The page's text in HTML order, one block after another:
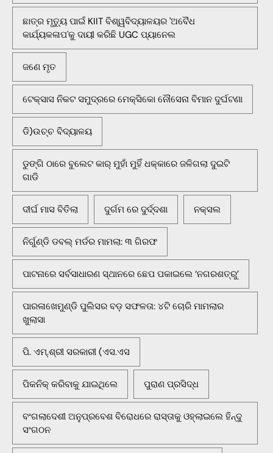
ଛାତ୍ର ମୃତ୍ୟୁ ପାଇଁ KIIT ବିଶ୍ୱବିଦ୍ୟାଳୟର 'ଅବୈଧ
କାର୍ଯ୍ୟକଳାପ'କୁ ଦାୟୀ କରିଛି UGC ପ୍ୟାନେଲ
ଜଣେ ମୃତ
ଟେକ୍ସାସ ନିକଟ ସମୁଦ୍ରରେ ମେକ୍ସିକୋ ନୌସେନା ବିମାନ ଦୁର୍ଘଟଣା
ଡି)ଉଚ୍ଚ ବିଦ୍ୟାଳୟ
ଡୁଙ୍ଗି ଠାରେ ବୁଲେଟ କାର୍ ମୁହାଁ ମୁହିଁ ଧକ୍କାରେ ଜଳିଗଲା ଦୁଇଟି
ଗାଡି
ଦୀର୍ଘ ମାସ ବିତିଲା ଦୁର୍ଗମ ରେ ଦୁର୍ଦ୍ଦଶା ନକ୍ସଲ
ନିର୍ଗୁଣ୍ଡି ଡବଲ୍ ମର୍ଡର ମାମଲା: ୩ ଗିରଫ
ପାଟନାରେ ସର୍ବସାଧାରଣ ସ୍ଥାନରେ ଛେପ ପକାଇଲେ ‘ନଗରଶତ୍ରୁ’
ପାରଳାଖେମୁଣ୍ଡି ପୁଲିସର ବଡ଼ ସଫଳତା: ୪ଟି ଚୋରି ମାମଲାର
ଖୁଲାସା
ପି. ଏମ୍.ଶ୍ରୀ ସରକାରୀ (ଏସ.ଏସ
ପିକନିକ୍‌ କରିବାକୁ ଯାଇଥିଲେ ପୁରାଣ ପ୍ରସିଦ୍ଧ
ବଂଗଲାଦେଶୀ ଅନୁପ୍ରବେଶ ବିରୋଧରେ ରାସ୍ତାକୁ ଓହ୍ଲାଇଲେ ହିନ୍ଦୁ
ସଂଗଠନ